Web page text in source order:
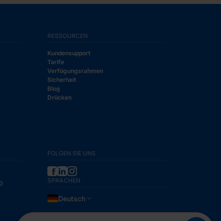
RESSOURCEN
Kundensupport
Tarife
Verfügungsrahmen
Sicherheit
Blog
Drücken
FOLGEN SIE UNS
SPRACHEN
Deutsch